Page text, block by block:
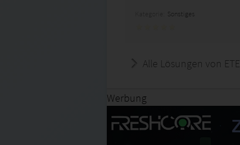
Sonstiges
Alle Lösungen von
Werbung